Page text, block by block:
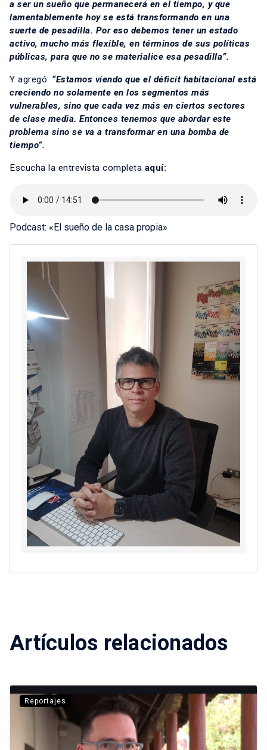
a ser un sueño que permanecerá en el tiempo, y que
lamentablemente hoy se está transformando en una
suerte de pesadilla. Por eso debemos tener un estado
activo, mucho más flexible, en términos de sus políticas
públicas, para que no se materialice esa pesadilla”.
Y agregó: “Estamos viendo que el déficit habitacional está
creciendo no solamente en los segmentos más
vulnerables, sino que cada vez más en ciertos sectores
de clase media. Entonces tenemos que abordar este
problema sino se va a transformar en una bomba de
tiempo”.
Escucha la entrevista completa aquí:
Podcast: «El sueño de la casa propia»
Artículos relacionados
Reportajes